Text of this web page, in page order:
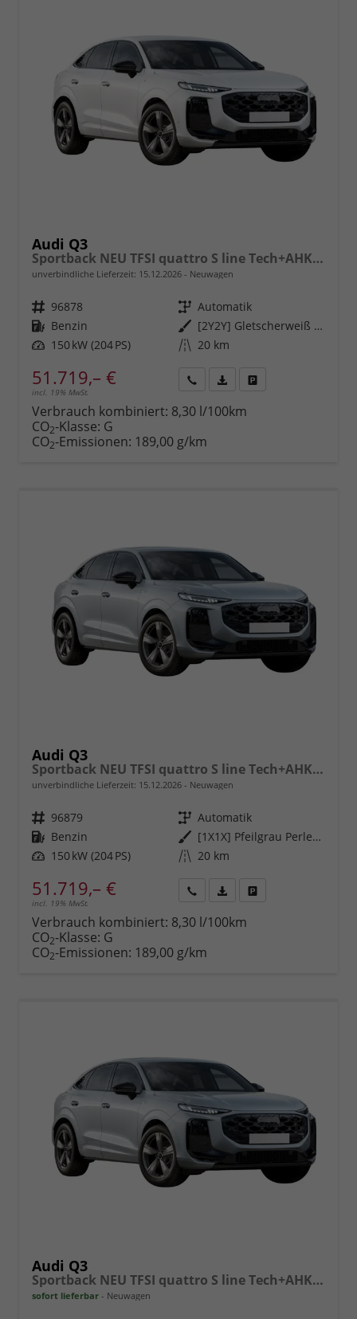
Audi Q3
Sportback NEU TFSI quattro S line Tech+AHK+Alu19+LEDplus+KlimaPlus+ExtSchwarz
unverbindliche Lieferzeit: 15.12.2026 Neuwagen
Fahrzeugnr. 96878 Getriebe Automatik
Kraftstoff Benzin Außenfarbe
[2Y2Y] Gletscherweiß Metallic
Leistung 150 kW (204 PS) Kilometerstand 20 km
51.719,– €
incl. 19% MwSt.
anfordern
Datei,
Verbrauch kombiniert: 8,30 l/100km
CO2-Klasse: G
CO2-Emissionen: 189,00 g/km
Audi Q3
Sportback NEU TFSI quattro S line Tech+AHK+Alu19+LEDplus+KlimaPlus+ExtSchwarz
unverbindliche Lieferzeit: 15.12.2026 Neuwagen
Fahrzeugnr. 96879 Getriebe Automatik
Kraftstoff Benzin Außenfarbe
[1X1X] Pfeilgrau Perleffekt
Leistung 150 kW (204 PS) Kilometerstand 20 km
51.719,– €
incl. 19% MwSt.
anfordern
Datei,
Verbrauch kombiniert: 8,30 l/100km
CO2-Klasse: G
CO2-Emissionen: 189,00 g/km
Audi Q3
Sportback NEU TFSI quattro S line Tech+AHK+Alu19+LEDplus+KlimaPlus+ExtSchwarz
sofort lieferbar Neuwagen